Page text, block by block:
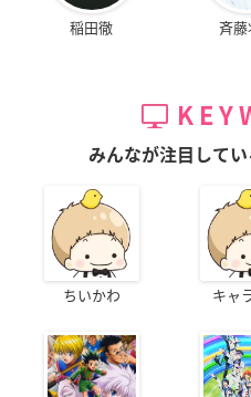
稲田徹 斉藤
みんなが注目して
ちいかわ キャ